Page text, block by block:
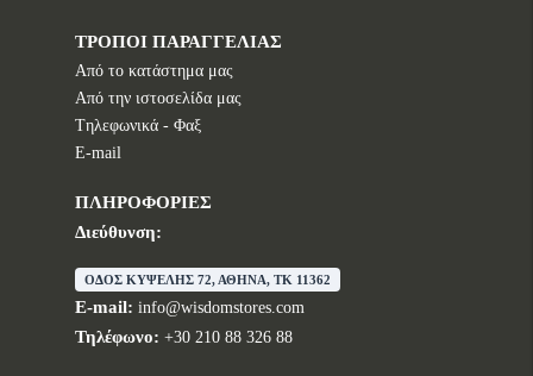
ΤΡΟΠΟΙ ΠΑΡΑΓΓΕΛΙΑΣ
Από το κατάστημα μας
Από την ιστοσελίδα μας
Tηλεφωνικά - Φαξ
E-mail
ΠΛΗΡΟΦΟΡΙΕΣ
Διεύθυνση:
ΟΔΟΣ ΚΥΨΕΛΗΣ 72, ΑΘΗΝΑ, TK 11362
E-mail: info@wisdomstores.com
Τηλέφωνο: +30 210 88 326 88